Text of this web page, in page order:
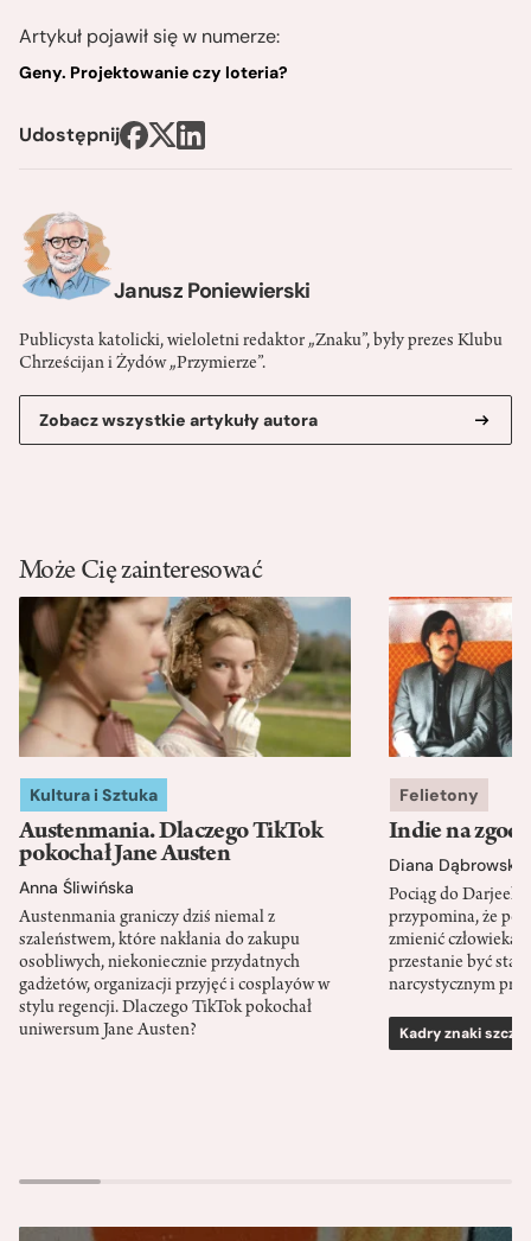
Janusz Poniewierski
Publicysta katolicki, wieloletni redaktor „Znaku”, były prezes Klubu
Chrześcijan i Żydów „Przymierze”.
Zobacz wszystkie artykuły autora
Artykuł pojawił się w numerze:
Geny. Projektowanie czy loteria?
Udostępnij
Może Cię zainteresować
Kultura i Sztuka
Austenmania. Dlaczego TikTok
pokochał Jane Austen
Anna Śliwińska
Austenmania graniczy dziś niemal z
szaleństwem, które nakłania do zakupu
osobliwych, niekoniecznie przydatnych
gadżetów, organizacji przyjęć i cosplayów w
stylu regencji. Dlaczego TikTok pokochał
uniwersum Jane Austen?
Felietony
Indie na
Diana Dąbrowska
Pociąg do
przypomina, że
zmienić człowieka
przestanie być
narcystycznym
Kadry znaki